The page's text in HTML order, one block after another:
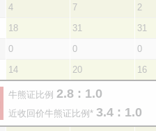
4 7 2
18 31 31
0 0 0
14 20 16
牛熊证比例 2.8 : 1.0
近收回价牛熊证比例* 3.4 : 1.0